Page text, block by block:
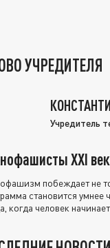
УЧРЕДИТЕЛЯ
Учредитель
XXI
побеждает не
становится умнее
когда человек